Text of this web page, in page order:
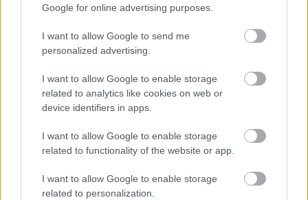
Google for online advertising purposes.
I want to allow Google to send me
personalized advertising.
I want to allow Google to enable storage
related to analytics like cookies on web or
device identifiers in apps.
I want to allow Google to enable storage
related to functionality of the website or app.
I want to allow Google to enable storage
related to personalization.
Πάρκινγκ
Τηλεόραση
Τζάκι
Σεσουάρ
Χρηματοκιβώτιο